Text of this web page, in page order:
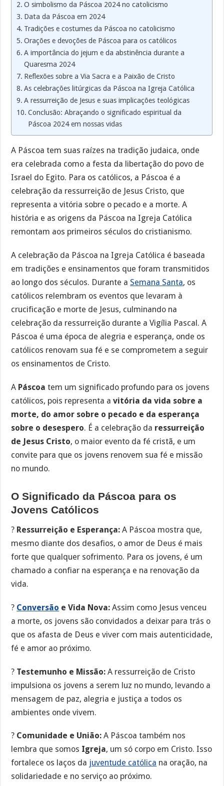
O simbolismo da Páscoa 2024 no catolicismo
Data da Páscoa em 2024
Tradições e costumes da Páscoa no catolicismo
Orações e devoções de Páscoa para os católicos
A importância do jejum e da abstinência durante a
Quaresma 2024
Reflexões sobre a Via Sacra e a Paixão de Cristo
As celebrações litúrgicas da Páscoa na Igreja Católica
A ressurreição de Jesus e suas implicações teológicas
Conclusão: Abraçando o significado espiritual da
Páscoa 2024 em nossas vidas
A Páscoa tem suas raízes na tradição judaica, onde
era celebrada como a festa da libertação do povo de
Israel do Egito. Para os católicos, a Páscoa é a
celebração da ressurreição de Jesus Cristo, que
representa a vitória sobre o pecado e a morte. A
história e as origens da Páscoa na Igreja Católica
remontam aos primeiros séculos do cristianismo.
A celebração da Páscoa na Igreja Católica é baseada
em tradições e ensinamentos que foram transmitidos
ao longo dos séculos. Durante a Semana Santa, os
católicos relembram os eventos que levaram à
crucificação e morte de Jesus, culminando na
celebração da ressurreição durante a Vigília Pascal. A
Páscoa é uma época de alegria e esperança, onde os
católicos renovam sua fé e se comprometem a seguir
os ensinamentos de Cristo.
A Páscoa tem um significado profundo para os jovens
católicos, pois representa avitória da vida sobre a
morte, do amor sobre o pecado e da esperança
sobre o desespero. É a celebração da ressurreição
de Jesus Cristo, o maior evento da fé cristã, e um
convite para que os jovens renovem sua fé e missão
no mundo.
O Significado da Páscoa para os
Jovens Católicos
? Ressurreição e Esperança: A Páscoa mostra que,
mesmo diante dos desafios, o amor de Deus é mais
forte que qualquer sofrimento. Para os jovens, é um
chamado a confiar na esperança e na renovação da
vida.
? Conversão e Vida Nova: Assim como Jesus venceu
a morte, os jovens são convidados a deixar para trás o
que os afasta de Deus e viver com mais autenticidade,
fé e amor ao próximo.
? Testemunho e Missão: A ressurreição de Cristo
impulsiona os jovens a serem luz no mundo, levando a
mensagem de paz, alegria e justiça a todos os
ambientes onde vivem.
? Comunidade e União: A Páscoa também nos
lembra que somos Igreja, um só corpo em Cristo. Isso
fortalece os laços da juventude católica na oração, na
solidariedade e no serviço ao próximo.